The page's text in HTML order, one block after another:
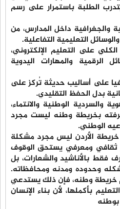
الطلبة باستمرار على رسم
والجغرافية داخل المدارس، من
التعليمية التفاعلية.
الكلي على التعليم الإلكتروني،
الرقمية والمهارات اليدوية
على أساليب حديثة تُركز على
بدل الحفظ التقليدي.
والسردية الوطنية والانتماء،
بخريطة وطنه ليست مجرد
الوطني.
الأردن ليس مجرد مشكلة
ثقافي ومعرفي يستحق الوقوف
فقط بالأناشيد والشعارات، بل
وحدوده ومدنه ومحافظاته.
خريطة وطنه، فإن ذلك يستدعي
بأكملها، لأن بناء الإنسان
بوطنه